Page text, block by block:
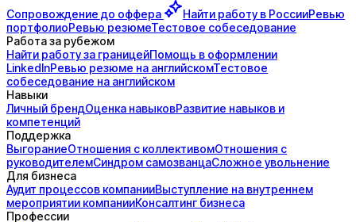
Сопровождение до оффера Найти работу в РоссииРевью
портфолиоРевью резюмеТестовое собеседование
Работа за рубежом
Найти работу за границейПомощь в оформлении
LinkedInРевью резюме на английскомТестовое
собеседование на английском
Навыки
Личный брендОценка навыковРазвитие навыков и
компетенций
Поддержка
ВыгораниеОтношения с коллективомОтношения с
руководителемСиндром самозванцаСложное увольнение
Для бизнеса
Аудит процессов компанииВыступление на внутреннем
мероприятии компанииКонсалтинг бизнеса
Профессии